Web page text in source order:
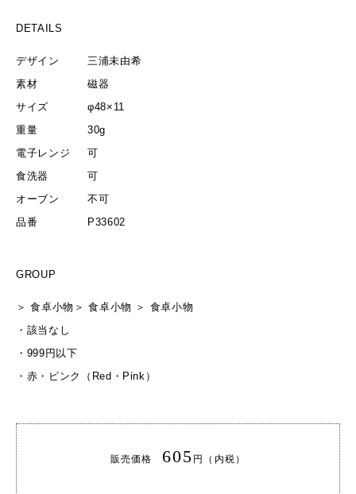
DETAILS
デザイン
三浦未由希
素材
磁器
サイズ
φ48×11
重量
30g
電子レンジ
可
食洗器
可
オーブン
不可
品番
P33602
GROUP
＞食卓小物 ＞食卓小物 ＞ 食卓小物
・ 該当なし
・ 999円以下
・ 赤・ピンク（Red・Pink）
販売価格 605 円（内税）